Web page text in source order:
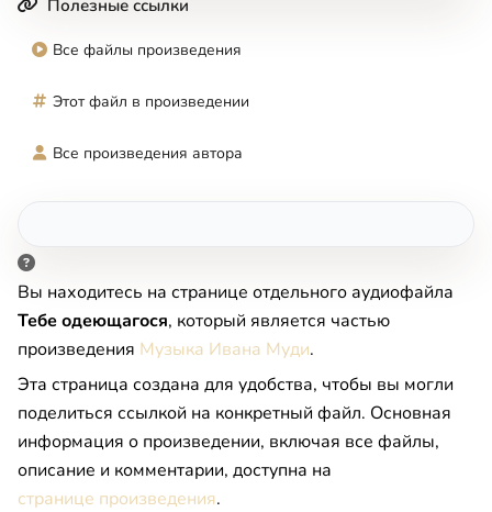
Полезные ссылки
Все файлы произведения
Этот файл в произведении
Все произведения автора
Вы находитесь на странице отдельного аудиофайла
Тебе одеющагося, который является частью
произведения Музыка Ивана Муди.
Эта страница создана для удобства, чтобы вы могли
поделиться ссылкой на конкретный файл. Основная
информация о произведении, включая все файлы,
описание и комментарии, доступна на
странице произведения.